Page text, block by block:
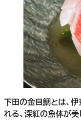
下田の金目鯛とは、
れる、深紅の魚体が